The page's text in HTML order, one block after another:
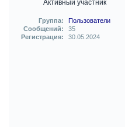
Группа:
Пользователи
Сообщений: